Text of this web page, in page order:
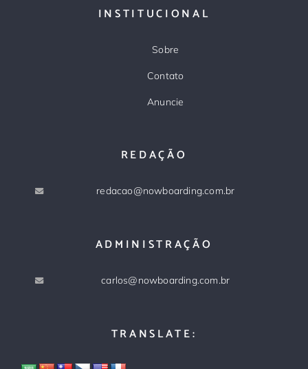
INSTITUCIONAL
Sobre
Contato
Anuncie
REDAÇÃO
redacao@nowboarding.com.br
ADMINISTRAÇÃO
carlos@nowboarding.com.br
TRANSLATE: